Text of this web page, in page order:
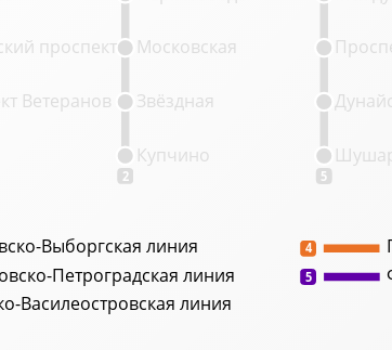
Выборгская линия
Петроградская линия
Василеостровская линия
4
5
2 5
Ветеранов
проспект
Купчино
Звёздная
Московская